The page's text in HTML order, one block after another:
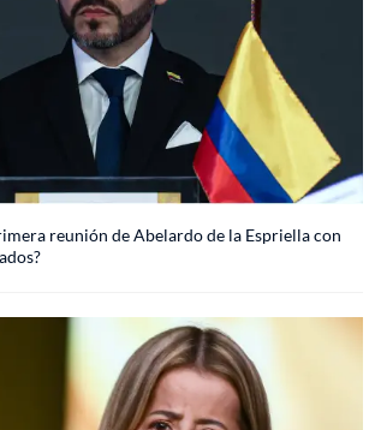
reunión de Abelardo de la Espriella con